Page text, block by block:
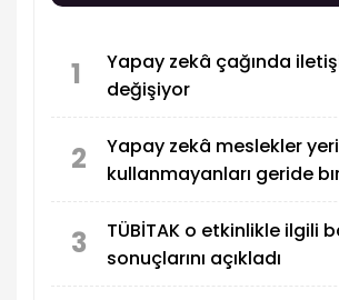
1
Yapay zekâ çağında
değişiyor
2
Yapay zekâ meslekler
kullanmayanları geride
3
TÜBİTAK o etkinlikle ilgili
sonuçlarını açıkladı